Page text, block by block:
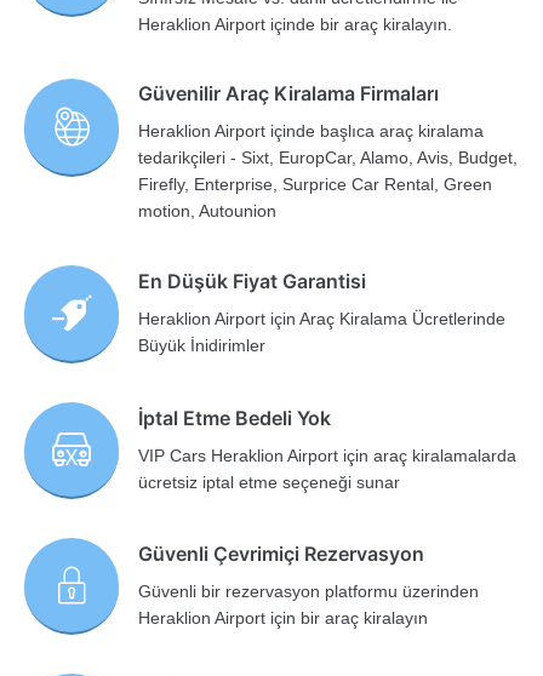
Heraklion Airport içinde bir araç kiralayın.
Güvenilir Araç Kiralama Firmaları
Heraklion Airport içinde başlıca araç kiralama
tedarikçileri - Sixt, EuropCar, Alamo, Avis, Budget,
Firefly, Enterprise, Surprice Car Rental, Green
motion, Autounion
En Düşük Fiyat Garantisi
Heraklion Airport için Araç Kiralama Ücretlerinde
Büyük İnidirimler
İptal Etme Bedeli Yok
VIP Cars Heraklion Airport için araç kiralamalarda
ücretsiz iptal etme seçeneği sunar
Güvenli Çevrimiçi Rezervasyon
Güvenli bir rezervasyon platformu üzerinden
Heraklion Airport için bir araç kiralayın